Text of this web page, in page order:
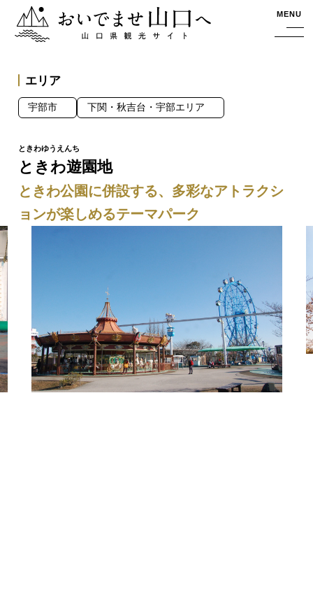
おいでませ山口へー山口県観光サイト MENU
ときわ遊園地
ときわ公園に併設する、多彩なアトラクシ
ョンが楽しめるテーマパーク
エリア
宇部市 下関・秋吉台・宇部エリア